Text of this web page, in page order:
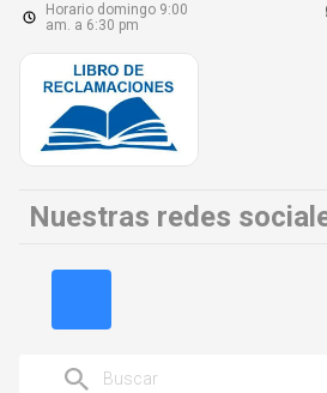
Horario domingo 9:00
am. a 6:30 pm
Nuestras redes